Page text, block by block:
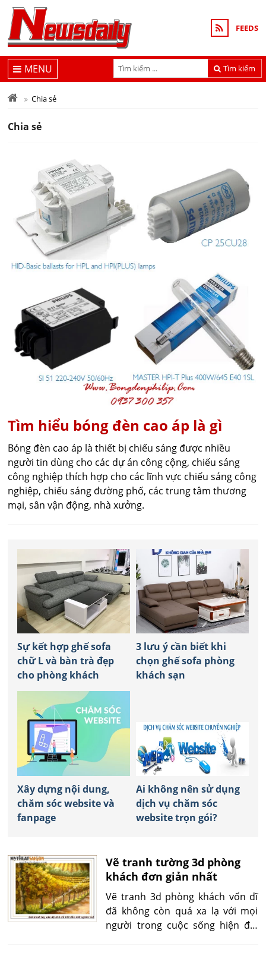
FEEDS
Tìm kiếm
MENU
Chia sẻ
Chia sẻ
Tìm hiểu bóng đèn cao áp là gì
Bóng đèn cao áp là thiết bị chiếu sáng được nhiều
người tin dùng cho các dự án công cộng, chiếu sáng
công nghiệp thích hợp cho các lĩnh vực chiếu sáng công
nghiệp, chiếu sáng đường phố, các trung tâm thương
mại, sân vận động, nhà xưởng.
Sự kết hợp ghế sofa
chữ L và bàn trà đẹp
cho phòng khách
3 lưu ý cần biết khi
chọn ghế sofa phòng
khách sạn
Xây dựng nội dung,
chăm sóc website và
fanpage
Ai không nên sử dụng
dịch vụ chăm sóc
website trọn gói?
Vẽ tranh tường 3d phòng
khách đơn giản nhất
Vẽ tranh 3d phòng khách vốn dĩ
đã không còn quá xa lạ với mọi
người trong cuộc sống hiện đại